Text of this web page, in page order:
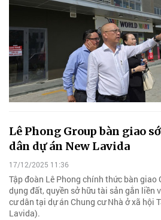
Lê Phong Group bàn giao
dân dự án New Lavida
17/12/2025 11:36
Tập đoàn Lê Phong chính thức bàn giao
dụng đất, quyền sở hữu tài sản gắn liền
cư dân tại dự án Chung cư Nhà ở xã hội
Lavida).